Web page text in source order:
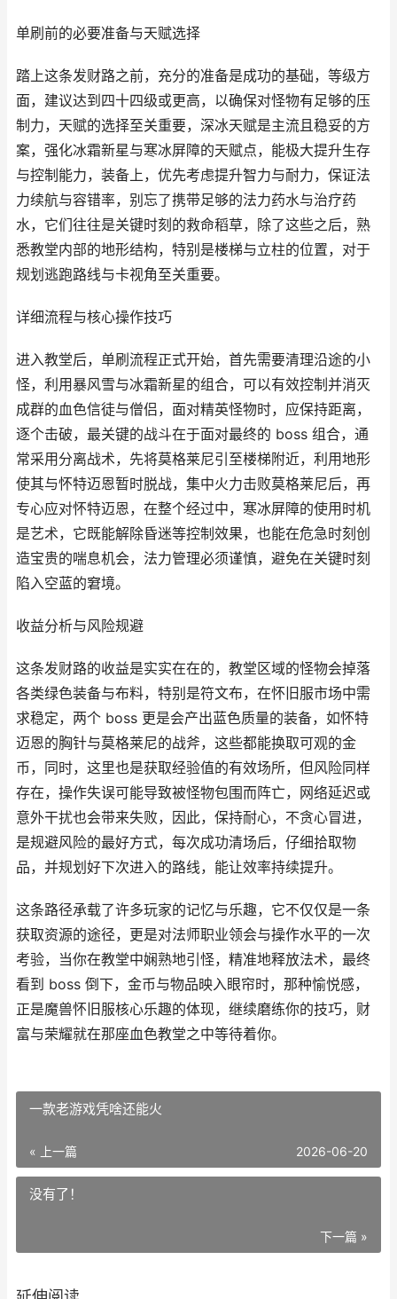
单刷前的必要准备与天赋选择
踏上这条发财路之前，充分的准备是成功的基础，等级方
面，建议达到四十四级或更高，以确保对怪物有足够的压
制力，天赋的选择至关重要，深冰天赋是主流且稳妥的方
案，强化冰霜新星与寒冰屏障的天赋点，能极大提升生存
与控制能力，装备上，优先考虑提升智力与耐力，保证法
力续航与容错率，别忘了携带足够的法力药水与治疗药
水，它们往往是关键时刻的救命稻草，除了这些之后，熟
悉教堂内部的地形结构，特别是楼梯与立柱的位置，对于
规划逃跑路线与卡视角至关重要。
详细流程与核心操作技巧
进入教堂后，单刷流程正式开始，首先需要清理沿途的小
怪，利用暴风雪与冰霜新星的组合，可以有效控制并消灭
成群的血色信徒与僧侣，面对精英怪物时，应保持距离，
逐个击破，最关键的战斗在于面对最终的 boss 组合，通
常采用分离战术，先将莫格莱尼引至楼梯附近，利用地形
使其与怀特迈恩暂时脱战，集中火力击败莫格莱尼后，再
专心应对怀特迈恩，在整个经过中，寒冰屏障的使用时机
是艺术，它既能解除昏迷等控制效果，也能在危急时刻创
造宝贵的喘息机会，法力管理必须谨慎，避免在关键时刻
陷入空蓝的窘境。
收益分析与风险规避
这条发财路的收益是实实在在的，教堂区域的怪物会掉落
各类绿色装备与布料，特别是符文布，在怀旧服市场中需
求稳定，两个 boss 更是会产出蓝色质量的装备，如怀特
迈恩的胸针与莫格莱尼的战斧，这些都能换取可观的金
币，同时，这里也是获取经验值的有效场所，但风险同样
存在，操作失误可能导致被怪物包围而阵亡，网络延迟或
意外干扰也会带来失败，因此，保持耐心，不贪心冒进，
是规避风险的最好方式，每次成功清场后，仔细拾取物
品，并规划好下次进入的路线，能让效率持续提升。
这条路径承载了许多玩家的记忆与乐趣，它不仅仅是一条
获取资源的途径，更是对法师职业领会与操作水平的一次
考验，当你在教堂中娴熟地引怪，精准地释放法术，最终
看到 boss 倒下，金币与物品映入眼帘时，那种愉悦感，
正是魔兽怀旧服核心乐趣的体现，继续磨练你的技巧，财
富与荣耀就在那座血色教堂之中等待着你。
一款老游戏凭啥还能火
« 上一篇 2026-06-20
没有了！
下一篇 »